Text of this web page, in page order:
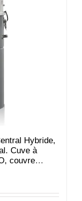
Hybride,
Cuve à
couvre